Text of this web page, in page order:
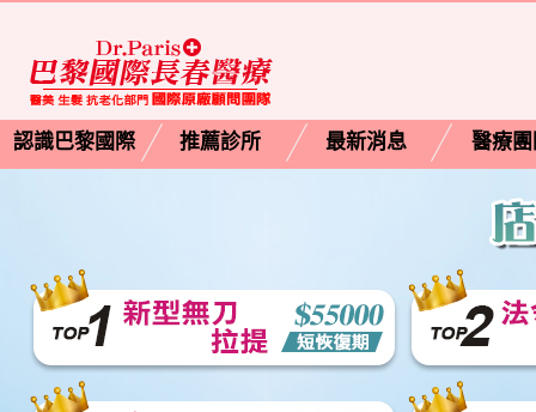
認識巴黎國際 推薦診所 最新消息 醫療